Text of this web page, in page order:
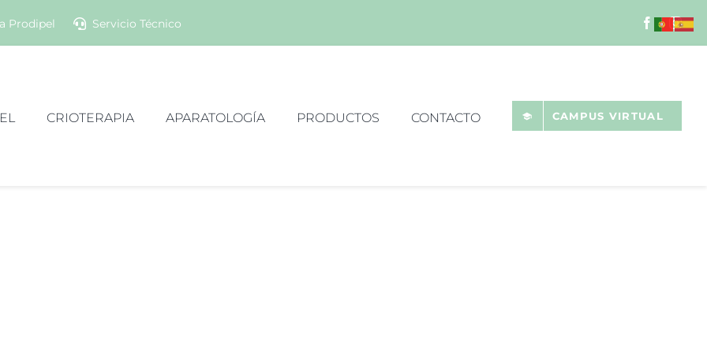
Prodipel Servicio Técnico
CRIOTERAPIA APARATOLOGÍA PRODUCTOS CONTACTO CAMPUS VIRTUAL